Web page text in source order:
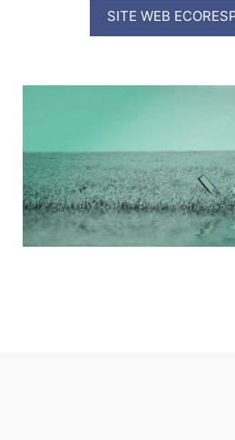
SITE WEB